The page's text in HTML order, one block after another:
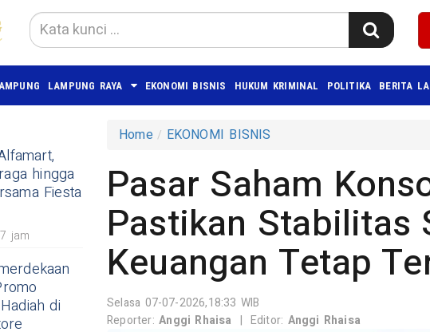
LAMPUNG RAYA EKONOMI BISNIS HUKUM KRIMINAL POLITIKA BERITA
hingga
Fiesta
jam
di
Home EKONOMI BISNIS
Pasar Saham
Pastikan Stabilitas
Keuangan Tetap
Selasa 07-07-2026,18:33 WIB
Reporter:Anggi Rhaisa | Editor: Anggi Rhaisa